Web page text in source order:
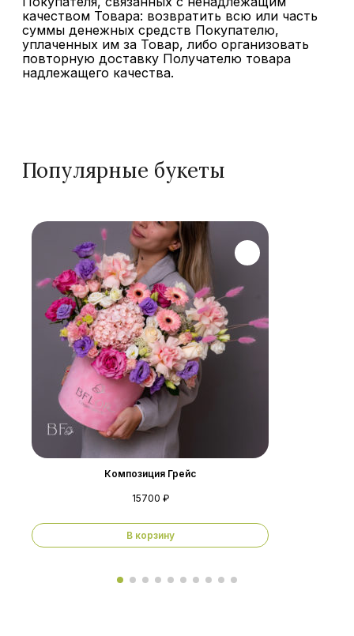
качеством Товара: возвратить всю или часть
суммы денежных средств Покупателю,
уплаченных им за Товар, либо организовать
повторную доставку Получателю товара
надлежащего качества.
Популярные букеты
Композиция Грейс
15700 ₽
В корзину